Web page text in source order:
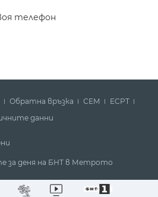
телефон
Обратна връзка СЕМ
ECPT
данни
за деня на БНТ в Метрото